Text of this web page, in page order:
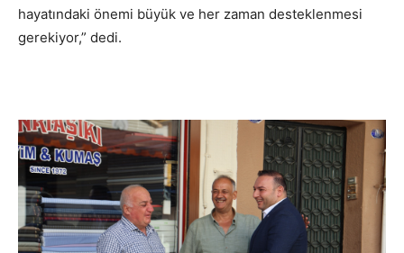
hayatındaki önemi büyük ve her zaman desteklenmesi
gerekiyor,” dedi.